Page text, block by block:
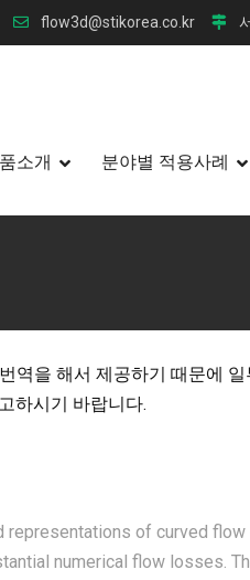
flow3d@stikorea.co.kr
소개 분야별 적용사례
역을 해서 제공하기 때문에
하시기 바랍니다.
representations of curved
numerical flow losses.